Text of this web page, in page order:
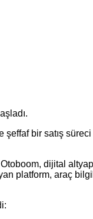
şeffaf bir satış
dijital
platform, araç